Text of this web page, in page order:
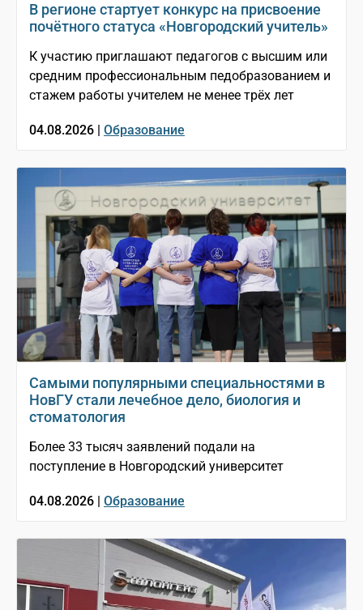
В регионе стартует конкурс на присвоение
почётного статуса «Новгородский учитель»
К участию приглашают педагогов с высшим или
средним профессиональным педобразованием и
стажем работы учителем не менее трёх лет
04.08.2026 | Образование
Самыми популярными специальностями в
НовГУ стали лечебное дело, биология и
стоматология
Более 33 тысяч заявлений подали на
поступление в Новгородский университет
04.08.2026 | Образование